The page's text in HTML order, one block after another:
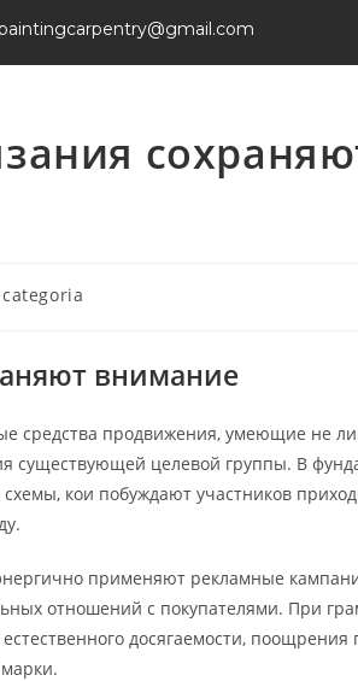
внимание
средства продвижения, умеющие не
существующей целевой группы. В
схемы, кои побуждают участников
применяют рекламные
отношений с покупателями. При
досягаемости, поощрения